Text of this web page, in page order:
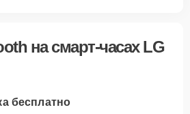
на смарт-часах LG
бесплатно